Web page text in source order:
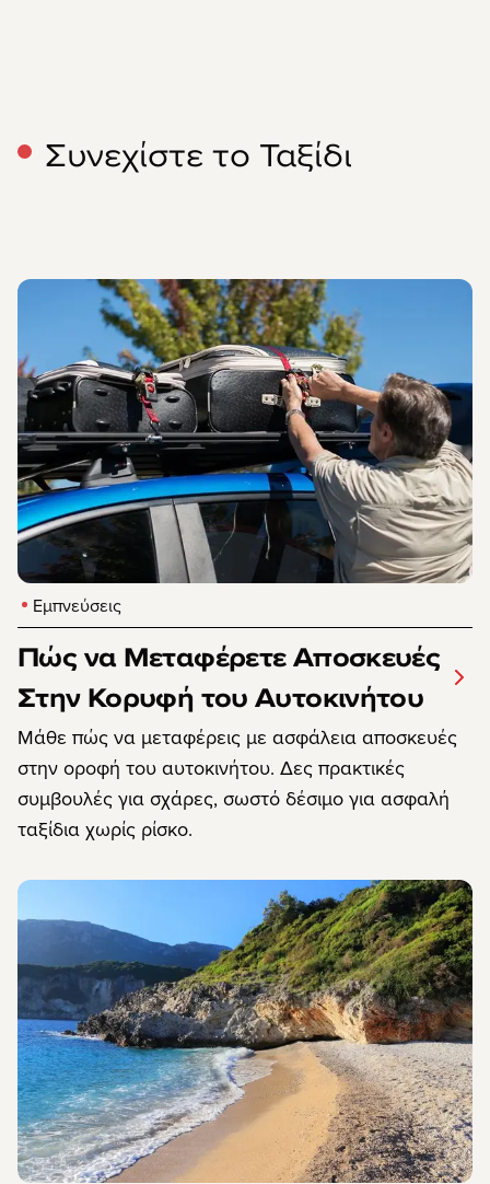
Συνεχίστε το Ταξίδι
Εμπνεύσεις
Πώς να Μεταφέρετε Αποσκευές
Στην Κορυφή του Αυτοκινήτου
Μάθε πώς να μεταφέρεις με ασφάλεια αποσκευές
στην οροφή του αυτοκινήτου. Δες πρακτικές
συμβουλές για σχάρες, σωστό δέσιμο για ασφαλή
ταξίδια χωρίς ρίσκο.